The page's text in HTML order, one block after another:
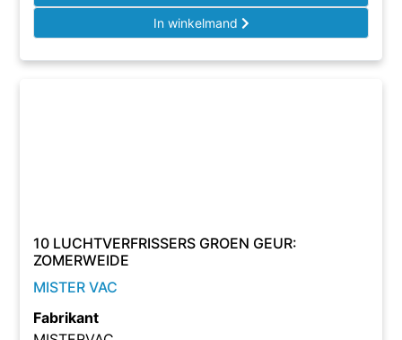
In winkelmand
10 LUCHTVERFRISSERS GROEN GEUR:
ZOMERWEIDE
MISTER VAC
Fabrikant